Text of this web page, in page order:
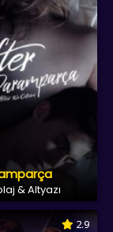
& Altyazı
2.9